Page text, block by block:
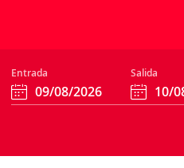
Entrada Salida